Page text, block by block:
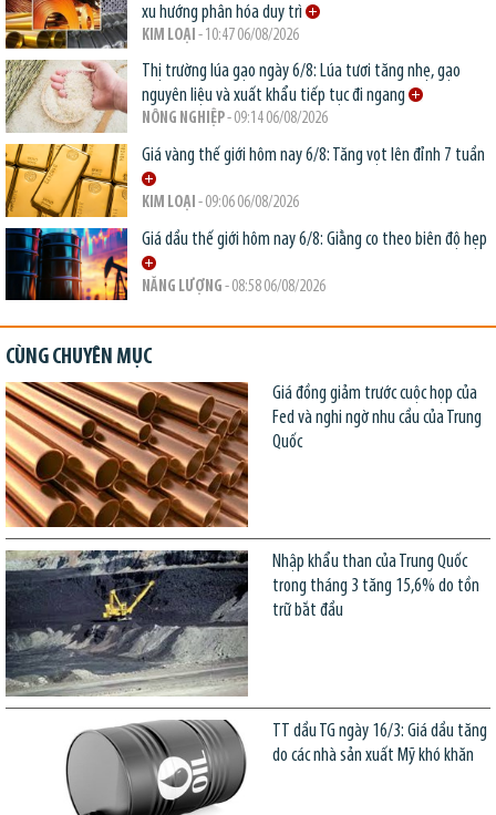
xu hướng phân hóa duy trì
KIM LOẠI - 10:47 06/08/2026
Thị trường lúa gạo ngày 6/8: Lúa tươi tăng nhẹ, gạo
nguyên liệu và xuất khẩu tiếp tục đi ngang
NÔNG NGHIỆP- 09:14 06/08/2026
Giá vàng thế giới hôm nay 6/8: Tăng vọt lên đỉnh 7 tuần
KIM LOẠI - 09:06 06/08/2026
Giá dầu thế giới hôm nay 6/8: Giằng co theo biên độ hẹp
NĂNG LƯỢNG - 08:58 06/08/2026
CÙNG CHUYÊN MỤC
Giá đồng giảm trước cuộc họp của
Fed và nghi ngờ nhu cầu của Trung
Quốc
Nhập khẩu than của Trung Quốc
trong tháng 3 tăng 15,6% do tồn
trữ bắt đầu
TT dầu TG ngày 16/3: Giá dầu tăng
do các nhà sản xuất Mỹ khó khăn